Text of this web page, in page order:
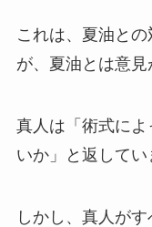
これは、夏油と
が、夏油とは意見
真人は「術式に
いか」と返してい
しかし、真人が